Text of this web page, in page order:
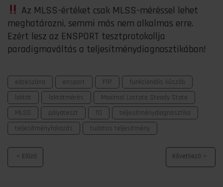
Az MLSS-értéket csak MLSS-méréssel lehet
meghatározni, semmi más nem alkalmas erre.
Ezért lesz az ENSPORT tesztprotokollja
paradigmaváltás a teljesítménydiagnosztikában!
edzészóna ensport FTP
funkcionális küszöb
laktát
laktátmérés
Maximal Lactate Steady State
MLSS
pályateszt TD
teljesítménydiagnosztika
teljesítményfokozás
tudatos teljesítmény